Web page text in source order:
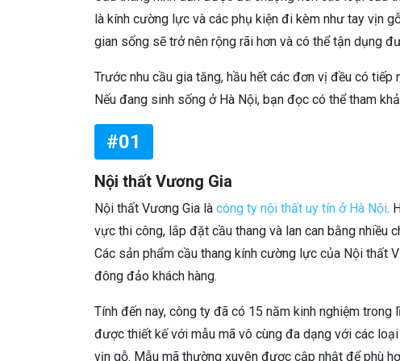
là kính cường lực và các phụ kiện đi kèm như tay vịn
gian sống sẽ trở nên rộng rãi hơn và có thể tận dụng
Trước nhu cầu gia tăng, hầu hết các đơn vị đều có
Nếu đang sinh sống ở Hà Nội, bạn đọc có thể tham
#01
Nội thất Vương Gia
Nội thất Vương Gia là công ty nội thất uy tín ở Hà Nội.
vực thi công, lắp đặt cầu thang và lan can bằng nhiều
Các sản phẩm cầu thang kính cường lực của Nội thất
đông đảo khách hàng.
Tính đến nay, công ty đã có 15 năm kinh nghiệm
được thiết kế với mẫu mã vô cùng đa dạng với các
vịn gỗ. Mẫu mã thường xuyên được cập nhật để phù